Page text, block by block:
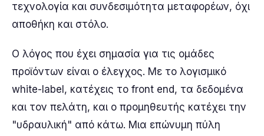
τεχνολογία και συνδεσιμότητα μεταφορέων, όχι
αποθήκη και στόλο.
Ο λόγος που έχει σημασία για τις ομάδες
προϊόντων είναι ο έλεγχος. Με το λογισμικό
white-label, κατέχεις το front end, τα δεδομένα
και τον πελάτη, και ο προμηθευτής κατέχει την
"υδραυλική" από κάτω. Μια επώνυμη πύλη